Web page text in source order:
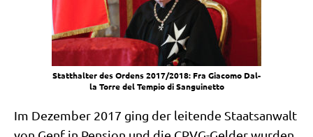
Statt­hal­ter des Ordens 2017/​2018: Fra Gia­co­mo Dal­
la Tor­re del Tem­pio di Sanguinetto
Im Dezem­ber 2017 ging der lei­ten­de Staats­an­walt